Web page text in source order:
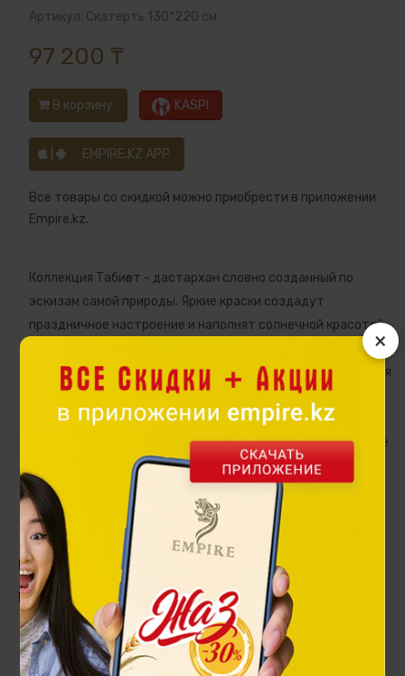
×
Артикул: Скатерть 130*220 см
97 200 ₸
В корзину KASPI
EMPIRE.KZ APP
Все товары со скидкой можно приобрести в приложении
Empire.kz.
Коллекция Табиғат - дастархан словно созданный по
эскизам самой природы. Яркие краски создадут
праздничное настроение и наполнят солнечной красотой
вырисовывается полная композиция сервировки, создавая
особую атмосферу и тематику вашего праздника.
Рекомендуем дополнить сервировку стола салфетками
или подтарельниками, в едином стиле коллекции. Изделие
в оригинальном дизайне органично впишется в любой
интерьер.
Коллекция
Табиғат
Материал
Модель выполнена из прочного
материала, отличается особой
лёгкостью в уходе, сохраняет
яркость принта и форму после
множества стирок.